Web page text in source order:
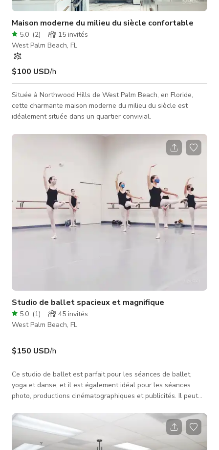
Maison moderne du milieu du siècle confortable
5.0 (2) 15 invités
West Palm Beach, FL
$100 USD/h
Située à Northwood Hills de West Palm Beach, en Floride,
cette charmante maison moderne du milieu du siècle est
idéalement située dans un quartier convivial.
Studio de ballet spacieux et magnifique
5.0 (1) 45 invités
West Palm Beach, FL
$150 USD/h
Ce studio de ballet est parfait pour les séances de ballet,
yoga et danse, et il est également idéal pour les séances
photo, productions cinématographiques et publicités. Il peut
réunions.